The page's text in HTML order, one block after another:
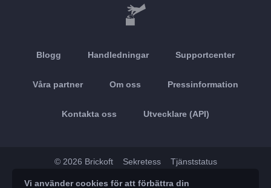
Blogg Handledningar Supportcenter
Våra partner Om oss Pressinformation
Kontakta oss Utvecklare (API)
© 2026 Brickoft Sekretess Tjänststatus
Vi använder cookies för att förbättra din